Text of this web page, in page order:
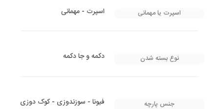
اسپرت یا مهمانی اسپرت - مهمانی
نوع بسته شدن دکمه و جا دکمه
جنس پارچه فیونا - سوزندوزی - کوک دوزی